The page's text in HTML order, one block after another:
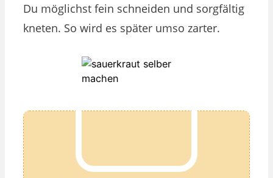
Du möglichst fein schneiden und sorgfältig
kneten. So wird es später umso zarter.